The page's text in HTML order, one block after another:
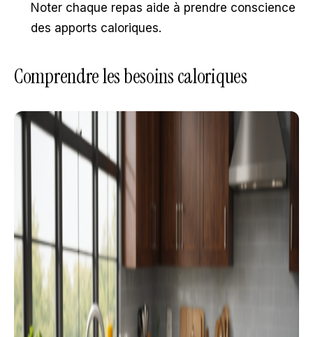
Noter chaque repas aide à prendre conscience
des apports caloriques.
Comprendre les besoins caloriques